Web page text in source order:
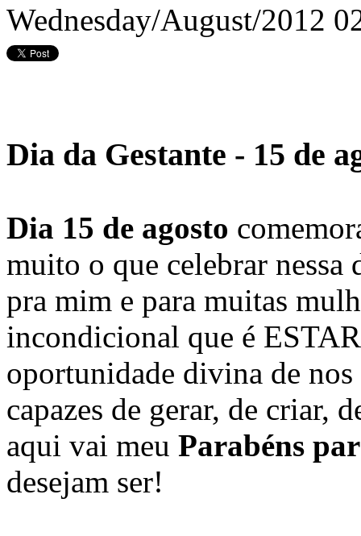
Wednesday/August/2012
Dia da Gestante - 15 de
Dia 15 de agosto
muito o que celebrar nessa
pra mim e para muitas
incondicional que é
oportunidade divina de nos
capazes de gerar, de criar,
aqui vai meu Parabéns
desejam ser!